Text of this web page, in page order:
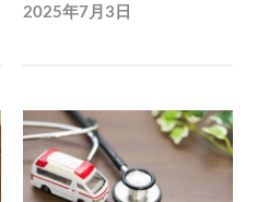
2025年7月3日